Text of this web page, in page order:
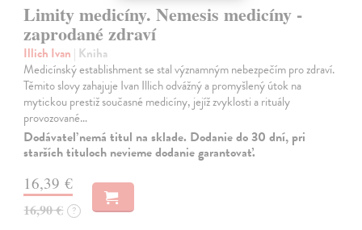
Limity medicíny. Nemesis medicíny -
zaprodané zdraví
Illich Ivan | Kniha
Medicínský establishment se stal významným nebezpečím pro zdraví.
Těmito slovy zahajuje Ivan Illich odvážný a promyšlený útok na
mytickou prestiž současné medicíny, jejíž zvyklosti a rituály
provozované…
Dodávateľ nemá titul na sklade. Dodanie do 30 dní, pri
starších tituloch nevieme dodanie garantovať.
16,39 €
16,90 € ?